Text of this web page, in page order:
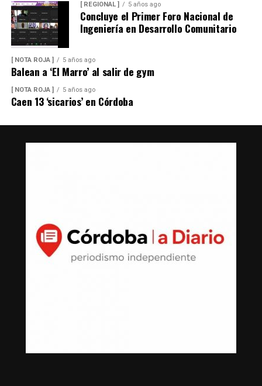
[ REGIONAL ] 5 años ago
Concluye el Primer Foro Nacional de
Ingeniería en Desarrollo Comunitario
[ NOTA ROJA ] 5 años ago
Balean a ‘El Marro’ al salir de gym
[ NOTA ROJA ] 5 años ago
Caen 13 ‘sicarios’ en Córdoba